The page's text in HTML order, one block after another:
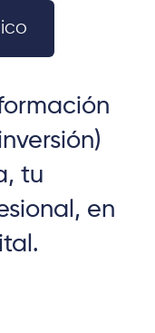
tu
en